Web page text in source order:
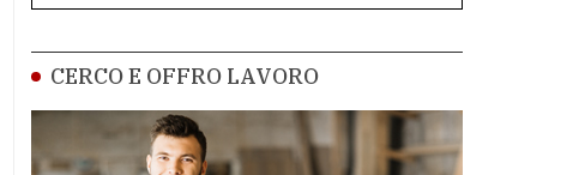
CERCO E OFFRO LAVORO